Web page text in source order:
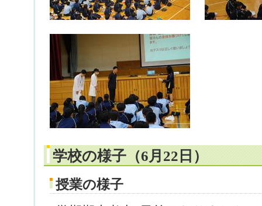
学校の様子（6月22日）
授業の様子